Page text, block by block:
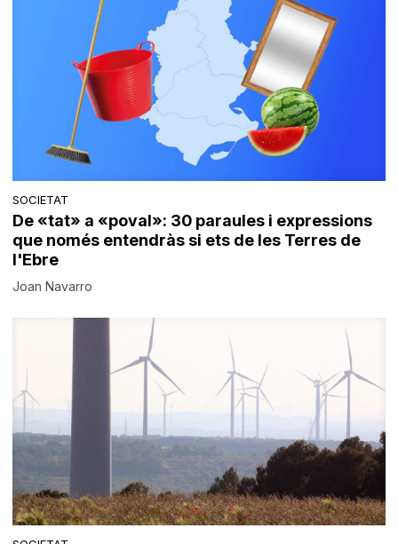
SOCIETAT
De «tat» a «poval»: 30 paraules i expressions
que només entendràs si ets de les Terres de
l'Ebre
Joan Navarro